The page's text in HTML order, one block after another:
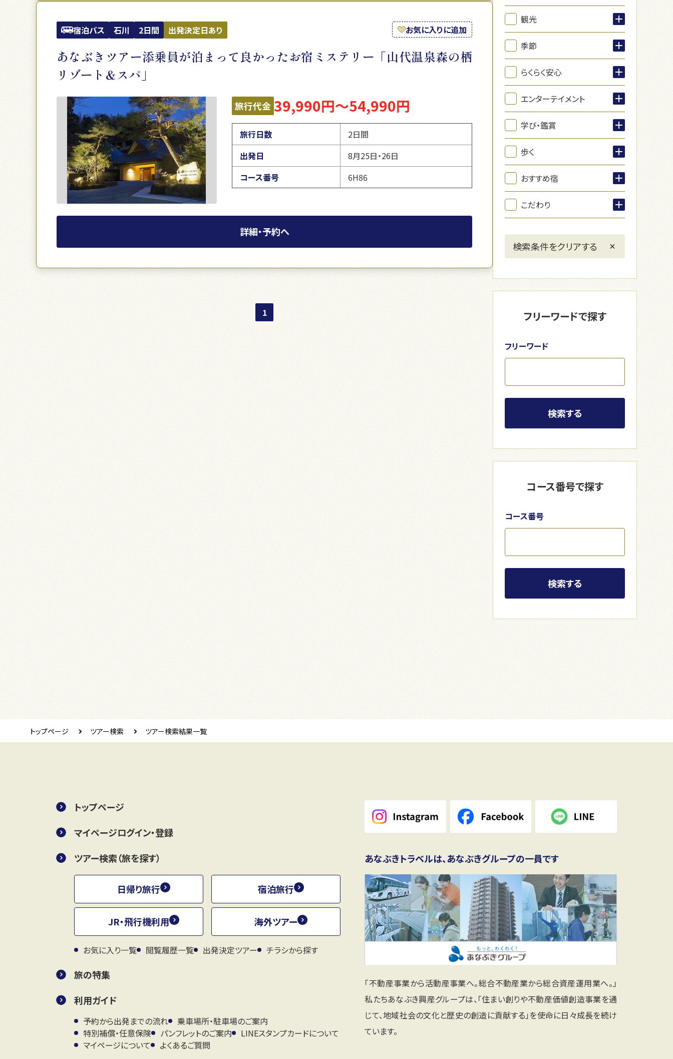
宿泊バス 石川 2日間 出発決定日あり お気に入りに追加
あなぶきツアー添乗員が泊まって良かったお宿ミステリー「山代温泉森の栖
リゾート＆スパ」
旅行代金 39,990円～54,990円
旅行日数
2日間
出発日
8月25日・26日
コース番号
6H86
詳細・予約へ
1
観光
季節
らくらく安心
エンターテイメント
学び・鑑賞
歩く
おすすめ宿
こだわり
フリーワードで探す
フリーワード
検索する
コース番号で探す
コース番号
検索する
トップページ ツアー検索 ツアー検索結果一覧
トップページ
マイページログイン・登録
ツアー検索（旅を探す）
日帰り旅行 宿泊旅行
JR・飛行機利用 海外ツアー
お気に入り一覧 閲覧履歴一覧 出発決定ツアー チラシから探す
旅の特集
利用ガイド
予約から出発までの流れ
乗車場所・駐車場のご案内
特別補償・任意保険
パンフレットのご案内
LINEスタンプカードについて
マイページについて
よくあるご質問
あなぶきトラベルは、あなぶきグループの一員です
「不動産事業から活動産事業へ。総合不動産業から総合資産運用業へ。」
私たちあなぶき興産グループは、「住まい創りや不動産価値創造事業を通
じて、地域社会の文化と歴史の創造に貢献する」を使命に日々成長を続け
ています。